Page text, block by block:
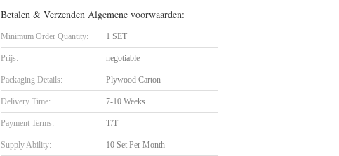
Betalen & Verzenden Algemene voorwaarden:
Minimum Order Quantity: 1 SET
Prijs: negotiable
Packaging Details: Plywood Carton
Delivery Time: 7-10 Weeks
Payment Terms: T/T
Supply Ability: 10 Set Per Month